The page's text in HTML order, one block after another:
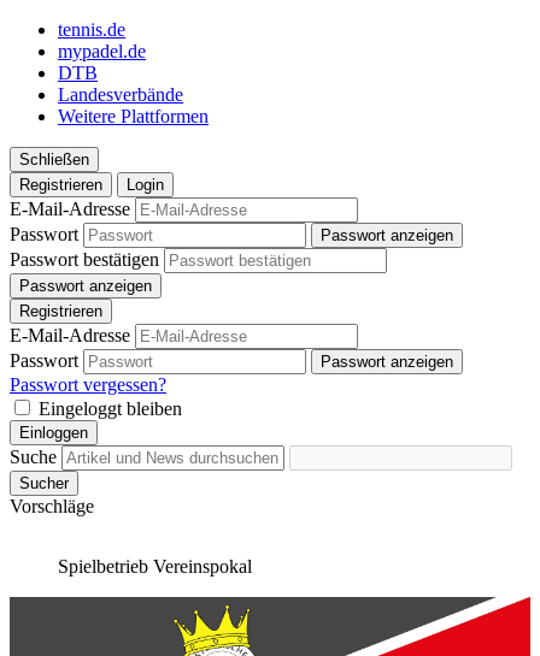
tennis.de
mypadel.de
DTB
Landesverbände
Weitere Plattformen
Schließen
Registrieren
Login
E-Mail-Adresse
Passwort
Passwort anzeigen
Passwort bestätigen
Passwort anzeigen
Registrieren
E-Mail-Adresse
Passwort
Passwort anzeigen
Passwort vergessen?
Eingeloggt bleiben
Einloggen
Suche
Sucher
Vorschläge
Spielbetrieb Vereinspokal